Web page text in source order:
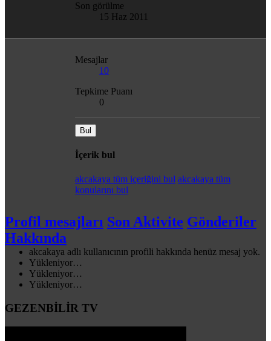
Son görülme
15 Haz 2011
Mesajlar
10
Tepkime Puanı
0
Bul
İçerik bul
akcakaya tüm içeriğini bul akcakaya tüm
konularını bul
Profil mesajları Son Aktivite Gönderiler
Hakkında
akcakaya adlı kullanıcının profili hakkında henüz mesaj yok.
Yükleniyor…
Yükleniyor…
Yükleniyor…
GEZENBİLİR TV